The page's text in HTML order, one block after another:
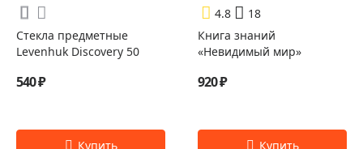
Стекла предметные
Levenhuk Discovery 50
540 ₽
4.8
18
Книга знаний
«Невидимый мир»
920 ₽